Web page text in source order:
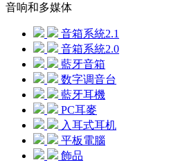
音响和多媒体
音箱系統2.1
音箱系統2.0
藍牙音箱
数字调音台
藍牙耳機
PC耳麥
入耳式耳机
平板電腦
飾品